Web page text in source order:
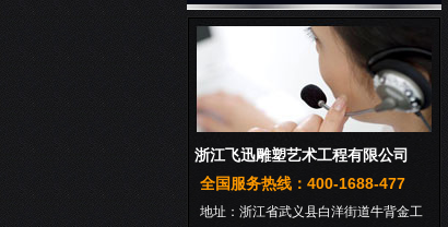
浙江飞迅雕塑艺术工程有限公司
全国服务热线：400-1688-477
地址：浙江省武义县白洋街道牛背金工